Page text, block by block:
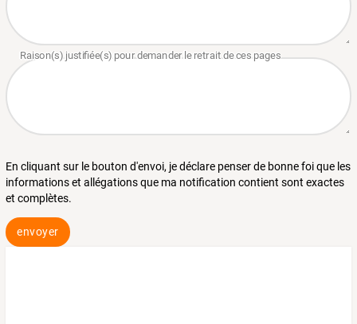
En cliquant sur le bouton d'envoi, je déclare penser de bonne foi que les
informations et allégations que ma notification contient sont exactes
et complètes.
envoyer